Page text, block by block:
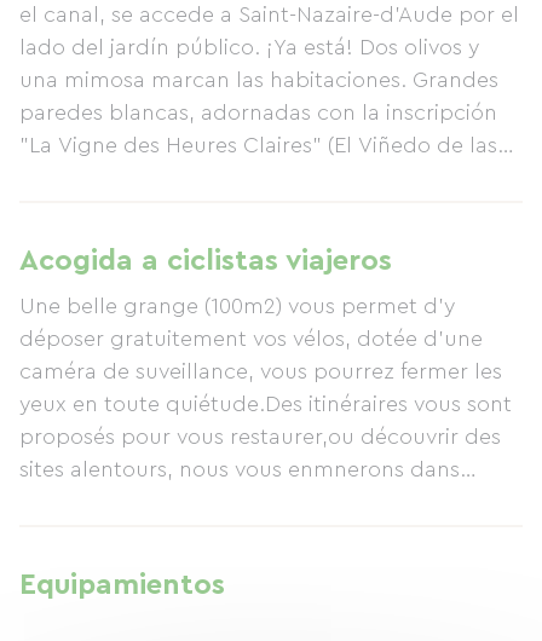
el canal, se accede a Saint-Nazaire-d'Aude por el
lado del jardín público. ¡Ya está! Dos olivos y
una mimosa marcan las habitaciones. Grandes
paredes blancas, adornadas con la inscripción
"La Vigne des Heures Claires" (El Viñedo de las
disfrutar de un merecido descanso. Si sus
bicicletas han sufrido algún percance en las
orillas del río, les espera un cobertizo fresco.
Disponen de herramientas de reparación y agua
para su limpieza, garantizando así su seguridad
y que estén listas para volver a rodar en
perfectas condiciones.
Acogida a ciclistas viajeros
Une belle grange (100m2) vous permet d'y
déposer gratuitement vos vélos, dotée d'une
caméra de suveillance, vous pourrez fermer les
yeux en toute quiétude.Des itinéraires vous sont
proposés pour vous restaurer,ou découvrir des
sites alentours, nous vous enmnerons dans
A vos outils, tout est à votre disposition pour
réparer les vélos, même la pompe,rustines,colle,
Equipamientos